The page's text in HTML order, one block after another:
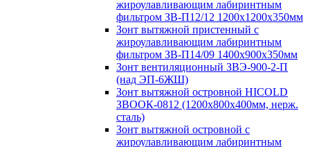
жироулавливающим лабиринтным
фильтром ЗВ-П12/12 1200х1200х350мм
Зонт вытяжной пристенный с
жироулавливающим лабиринтным
фильтром ЗВ-П14/09 1400х900х350мм
Зонт вентиляционный ЗВЭ-900-2-П
(над ЭП-6ЖШ)
Зонт вытяжной островной HICOLD
ЗВООК-0812 (1200х800x400мм, нерж.
сталь)
Зонт вытяжной островной с
жироулавливающим лабиринтным